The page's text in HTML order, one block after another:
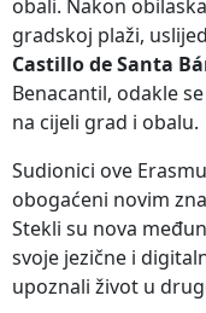
obali. Nakon
gradskoj plaži,
Castillo de Santa
Benacantil, odakle
na cijeli grad i obalu.
Sudionici ove
obogaćeni novim
Stekli su nova
svoje jezične i
upoznali život u